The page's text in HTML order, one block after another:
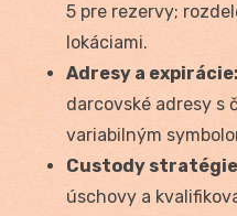
5 pre rezervy;
lokáciami.
Adresy a expirácie:
darcovské adresy s
variabilným
Custody
úschovy a